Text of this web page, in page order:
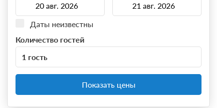
Даты неизвестны
Количество гостей
1 гость
Показать цены